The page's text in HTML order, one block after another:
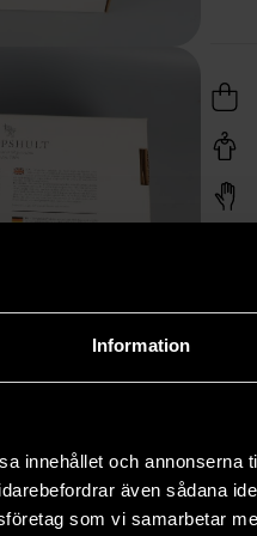
Information
innehållet och annonserna
även sådana
som vi samarbetar